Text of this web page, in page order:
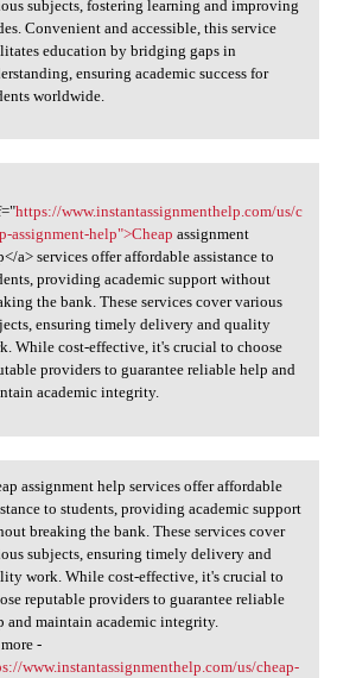
subjects, fostering learning and improving
Convenient and accessible, this service
education by bridging gaps in
ensuring academic success for
worldwide.
www
https://www.instantassignmenthelp.com/us/c
assignment-help">Cheap assignment
a> services offer affordable assistance to
providing academic support without
the bank. These services cover various
ensuring timely delivery and quality
While cost-effective, it's crucial to choose
providers to guarantee reliable help and
academic integrity.
assignment help
assignment help services offer affordable
to students, providing academic support
breaking the bank. These services cover
subjects, ensuring timely delivery and
work. While cost-effective, it's crucial to
reputable providers to guarantee reliable
and maintain academic integrity.
-
www.instantassignmenthelp.com/us/cheap-